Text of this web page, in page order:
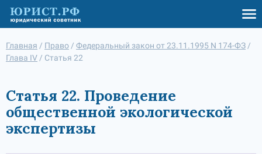
Главная / Право / Федеральный закон от 23.11.1995 N 174-ФЗ /
Глава IV / Статья 22
Статья 22. Проведение
общественной экологической
экспертизы